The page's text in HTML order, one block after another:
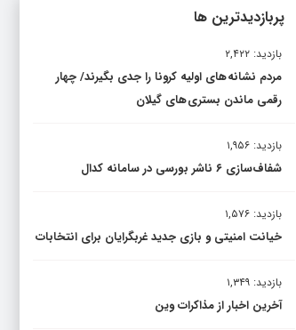
پربازدیدترین ها
بازدید: ۲,۴۲۲
مردم نشانه های اولیه کرونا را جدی بگیرند/ چهار
رقمی ماندن بستری های گیلان
بازدید: ۱,۹۵۶
شفاف‌سازی ۶ ناشر بورسی در سامانه کدال
بازدید: ۱,۵۷۶
خیانت امنیتی و بازی جدید غربگرایان برای انتخابات
بازدید: ۱,۳۴۹
آخرین اخبار از مذاکرات وین